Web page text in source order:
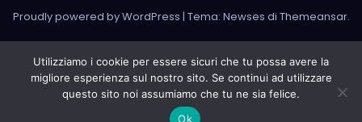
Proudly powered by WordPress | Tema: Newses di Themeansar.
LIVE RADIO
RADIONORDEST
Il mio account
SPORT FURLAN PAR FURLAN – In collaborazione con A.S.F.
Utilizziamo i cookie per essere sicuri che tu possa avere la
migliore esperienza sul nostro sito. Se continui ad utilizzare
questo sito noi assumiamo che tu ne sia felice.
Ok